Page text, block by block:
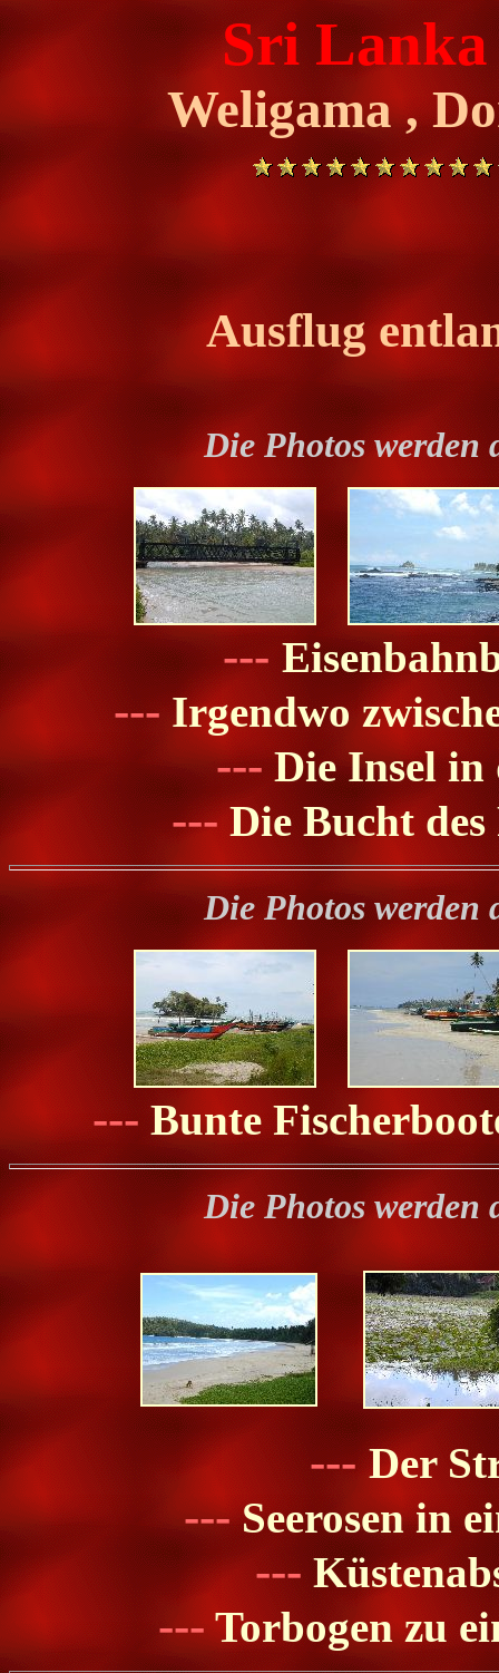
Sri Lanka
Weligama ,
Ausflug
Die Photos
---
---Irgendwo
---Die Insel in
---Die Bucht des
Die Photos
--- Bunte
Die Photos
---Der
---Seerosen in
---
---Torbogen zu